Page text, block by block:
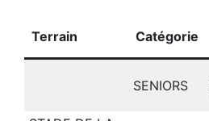
Terrain Catégorie
SENIORS